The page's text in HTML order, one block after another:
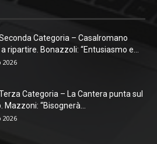
Categoria – Casalromano
ripartire. Bonazzoli: “Entusiasmo e...
2026
Categoria – La Cantera punta sul
Mazzoni: “Bisognerà...
2026